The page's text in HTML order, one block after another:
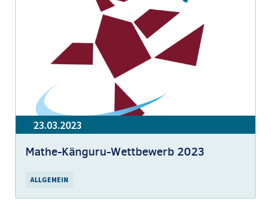
23.03.2023
Mathe-Känguru-Wettbewerb 2023
ALLGEMEIN